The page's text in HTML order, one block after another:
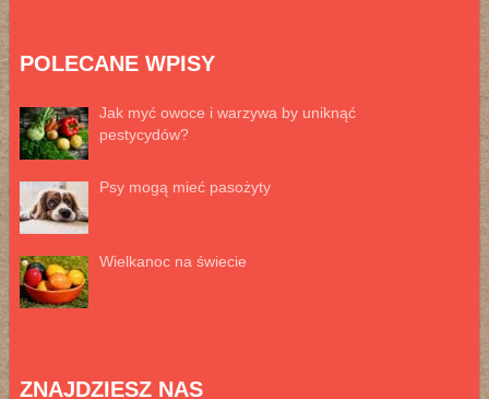
POLECANE WPISY
Jak myć owoce i warzywa by uniknąć
pestycydów?
Psy mogą mieć pasożyty
Wielkanoc na świecie
ZNAJDZIESZ NAS